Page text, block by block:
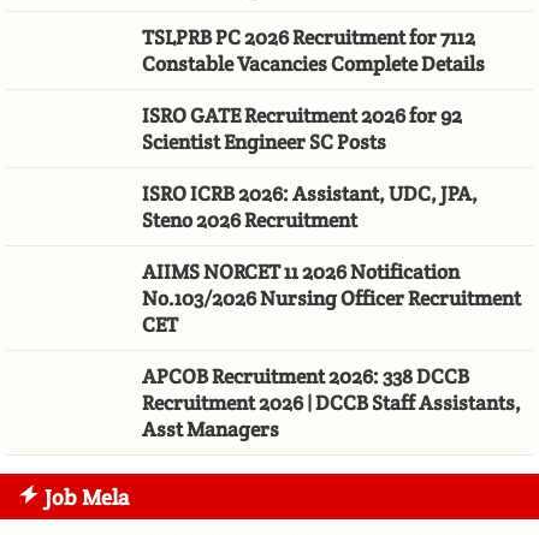
TSLPRB PC 2026 Recruitment for 7112
Constable Vacancies Complete Details
ISRO GATE Recruitment 2026 for 92
Scientist Engineer SC Posts
ISRO ICRB 2026: Assistant, UDC, JPA,
Steno 2026 Recruitment
AIIMS NORCET 11 2026 Notification
No.103/2026 Nursing Officer Recruitment
CET
APCOB Recruitment 2026: 338 DCCB
Recruitment 2026 | DCCB Staff Assistants,
Asst Managers
Job Mela